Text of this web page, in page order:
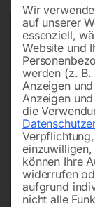
Wir
auf unserer
essenziell,
Website und
werden (z. B.
Anzeigen
Anzeigen
die
können Ihre
widerrufen
aufgrund
nicht alle